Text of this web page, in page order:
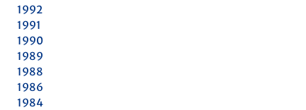
1992
1991
1990
1989
1988
1986
1984